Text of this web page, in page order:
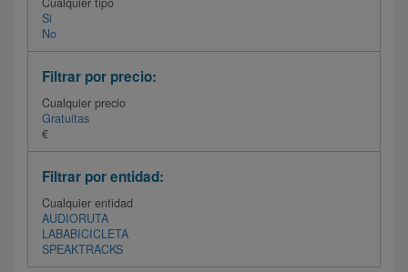
Si
No
Filtrar por precio:
Cualquier precio
Gratuitas
€
Filtrar por entidad:
Cualquier entidad
AUDIORUTA
LABABICICLETA
SPEAKTRACKS